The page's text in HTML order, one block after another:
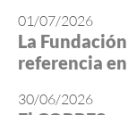
01/07/2026
La
referencia
30/06/2026